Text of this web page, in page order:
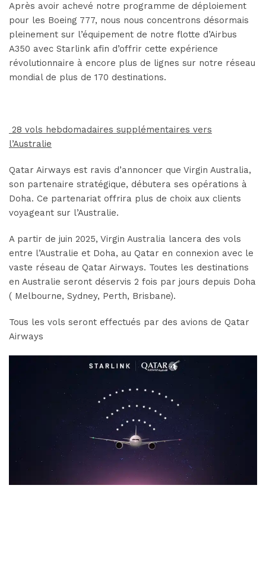
Après avoir achevé notre programme de déploiement
pour les Boeing 777, nous nous concentrons désormais
pleinement sur l’équipement de notre flotte d’Airbus
A350 avec Starlink afin d’offrir cette expérience
révolutionnaire à encore plus de lignes sur notre réseau
mondial de plus de 170 destinations.
28 vols hebdomadaires supplémentaires vers
l’Australie
Qatar Airways est ravis d’annoncer que Virgin Australia,
son partenaire stratégique, débutera ses opérations à
Doha. Ce partenariat offrira plus de choix aux clients
voyageant sur l’Australie.
A partir de juin 2025, Virgin Australia lancera des vols
entre l’Australie et Doha, au Qatar en connexion avec le
vaste réseau de Qatar Airways. Toutes les destinations
en Australie seront déservis 2 fois par jours depuis Doha
( Melbourne, Sydney, Perth, Brisbane).
Tous les vols seront effectués par des avions de Qatar
Airways